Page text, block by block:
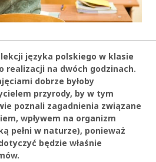
lekcji języka polskiego w klasie
realizacji na dwóch godzinach.
dobrze byłoby
przyrody, by w tym
poznali zagadnienia związane
wpływem na organizm
pełni w naturze), ponieważ
będzie właśnie